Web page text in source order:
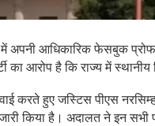
में अपनी आधिकारिक फेसबुक
का आरोप है कि राज्य में
करते हुए जस्टिस पीएस
जारी किया है। अदालत ने इन